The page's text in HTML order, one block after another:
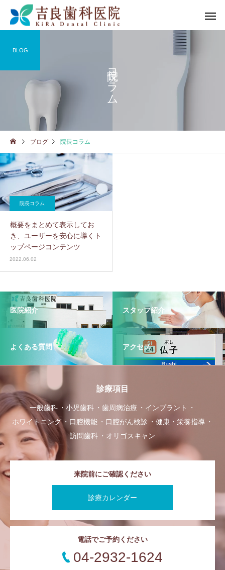
院長コラム
BLOG
ブログ 院長コラム
院長コラム
概要をまとめて表示してお
き、ユーザーを安心に導くト
ップページコンテンツ
2022.06.02
医院紹介 スタッフ紹介
よくある質問 アクセス
診療項目
一般歯科 小児歯科 歯周病治療
インプラント
ホワイトニング
口腔機能 口腔がん検診
健康・栄養指導
訪問歯科
オリゴスキャン
来院前にご確認ください
診療カレンダー
電話でご予約ください
04-2932-1624